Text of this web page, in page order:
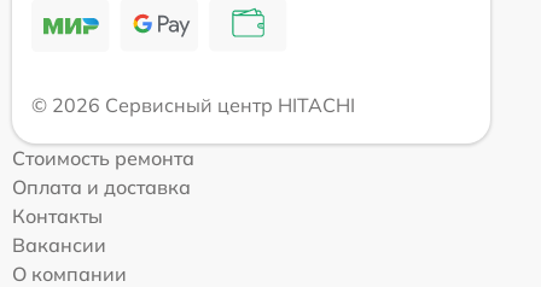
© 2026 Сервисный центр HITACHI
Стоимость ремонта
Оплата и доставка
Контакты
Вакансии
О компании